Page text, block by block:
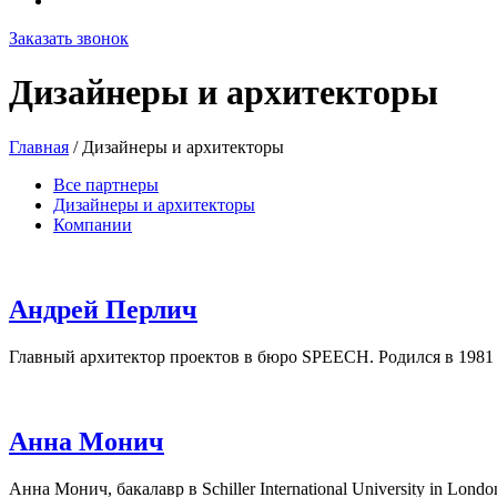
Заказать звонок
Дизайнеры и архитекторы
Главная / Дизайнеры и архитекторы
Все партнеры
Дизайнеры и архитекторы
Компании
Андрей Перлич
Главный архитектор проектов в бюро SPEECH. Родился в 1981
Анна Монич
Анна Монич, бакалавр в Schiller International University in